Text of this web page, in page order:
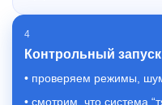
4
Контрольный запуск
• проверяем режимы,
• смотрим, что система